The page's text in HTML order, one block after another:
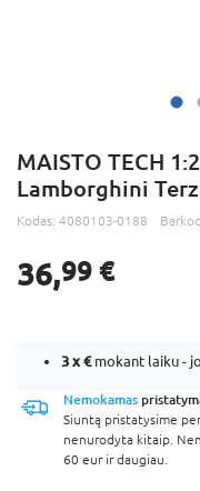
MAISTO TECH
Lamborghini
Kodas: 4080103-0188
36,99 €
3 x€mokant laiku -
Nemokamas
Siuntą pristatysime
nenurodyta kitaip.
60 eur ir daugiau.